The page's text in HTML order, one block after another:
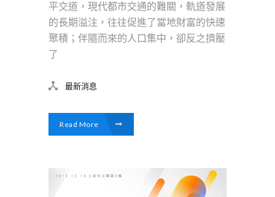
平交道，現代都市交通的難關，軌道發展
的長期溢注，往往促進了當地財富的快速
聚積；伴隨而來的人口集中，卻反之擠壓
了
最新消息
Read More